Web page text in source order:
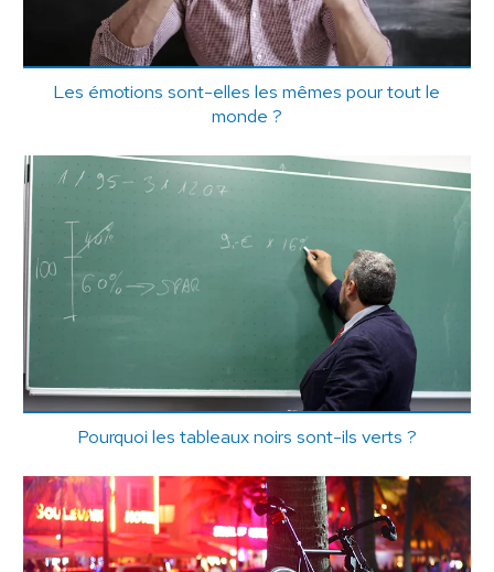
Les émotions sont-elles les mêmes pour tout le
monde ?
Pourquoi les tableaux noirs sont-ils verts ?